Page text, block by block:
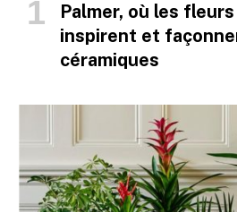
Palmer, où les
inspirent et
céramiques